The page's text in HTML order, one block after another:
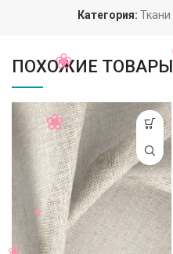
Категория: Ткани
ПОХОЖИЕ ТОВАРЫ